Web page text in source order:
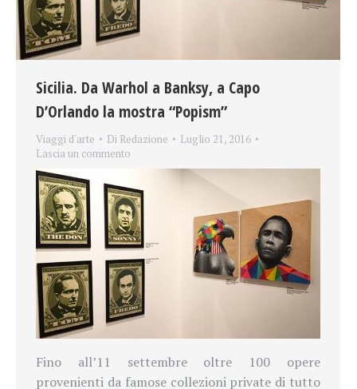
Sicilia. Da Warhol a Banksy, a Capo
D’Orlando la mostra “Popism”
Viaggi d'arte Di Redazione
Luglio 21, 2016
Lascia un commento
Fino all’11 settembre oltre 100 opere
provenienti da famose collezioni private di tutto